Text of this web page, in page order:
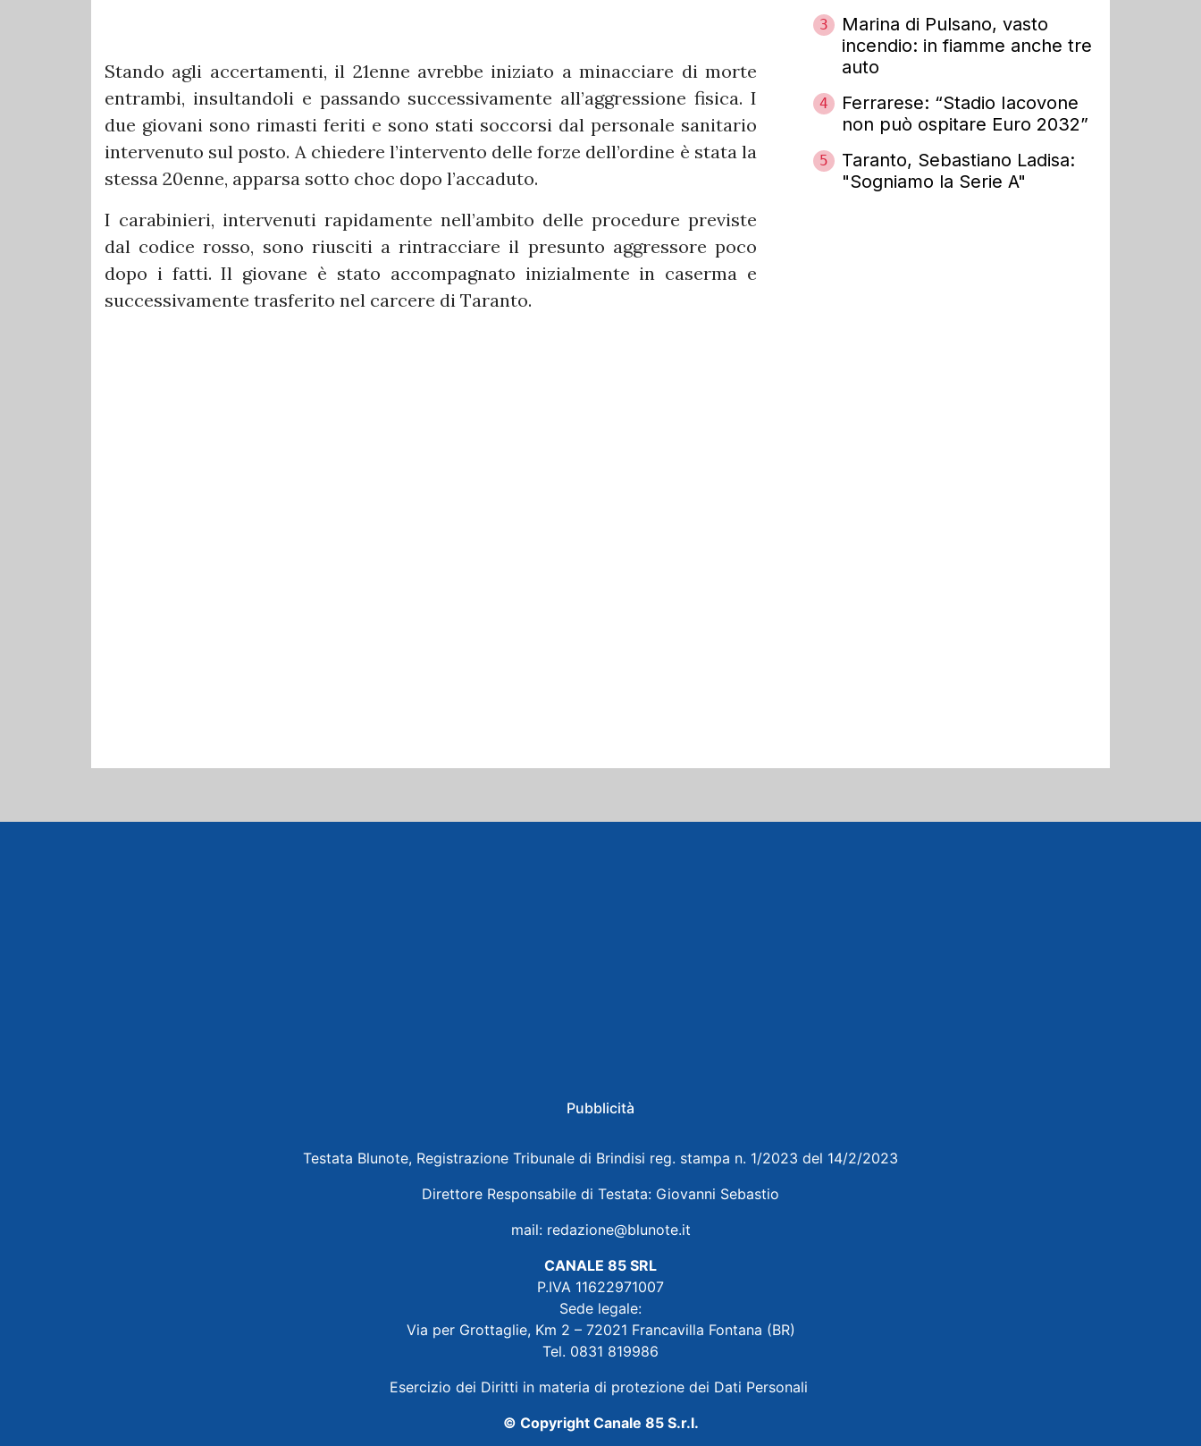
Stando agli accertamenti, il 21enne avrebbe iniziato a minacciare di morte
entrambi, insultandoli e passando successivamente all’aggressione fisica. I
due giovani sono rimasti feriti e sono stati soccorsi dal personale sanitario
intervenuto sul posto. A chiedere l’intervento delle forze dell’ordine è stata la
stessa 20enne, apparsa sotto choc dopo l’accaduto.
I carabinieri, intervenuti rapidamente nell’ambito delle procedure previste
dal codice rosso, sono riusciti a rintracciare il presunto aggressore poco
dopo i fatti. Il giovane è stato accompagnato inizialmente in caserma e
successivamente trasferito nel carcere di Taranto.
3
Marina di Pulsano, vasto
incendio: in fiamme anche tre
auto
4
Ferrarese: “Stadio Iacovone
non può ospitare Euro 2032”
5
Taranto, Sebastiano Ladisa:
"Sogniamo la Serie A"
Pubblicità
Testata Blunote, Registrazione Tribunale di Brindisi reg. stampa n. 1/2023 del 14/2/2023
Direttore Responsabile di Testata: Giovanni Sebastio
mail: redazione@blunote.it
CANALE 85 SRL
P.IVA 11622971007
Sede legale:
Via per Grottaglie, Km 2 – 72021 Francavilla Fontana (BR)
Tel. 0831 819986
Esercizio dei Diritti in materia di protezione dei Dati Personali
© Copyright Canale 85 S.r.l.